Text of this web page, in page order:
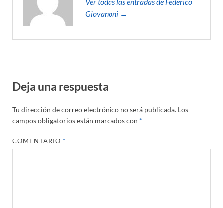
Giovanoni →
Deja una respuesta
Tu dirección de correo electrónico no será publicada. Los
campos obligatorios están marcados con *
COMENTARIO*